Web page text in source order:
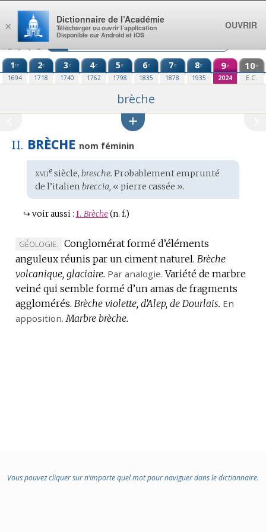
Aller au contenu
1re
1694
2e
1718
3e
1740
4e
1762
5e
1798
6e
1835
7e
1878
8e
1935
9e
2024
10e
E.C.
brèche
II. BRÈCHE nom féminin
Étymologie
:
xviiesiècle, bresche. Probablement emprunté
de l’italien breccia, « pierre cassée ».
↪ voir aussi : I. Brèche (n. f.)
MARQUE
DE
DOMAINE
:
GÉOLOGIE.
Conglomérat formé d’éléments
anguleux réunis par un ciment naturel. Brèche
volcanique, glaciaire. Par analogie. Variété de marbre
veiné qui semble formé d’un amas de fragments
agglomérés. Brèche violette, d’Alep, de Dourlais. En
apposition. Marbre brèche.
Vous pouvez cliquer sur n’importe quel mot pour naviguer dans le dictionnaire.
×
Dictionnaire de l’Académie
Télécharger ou ouvrir l’application
Disponible sur Android et iOS
OUVRIR